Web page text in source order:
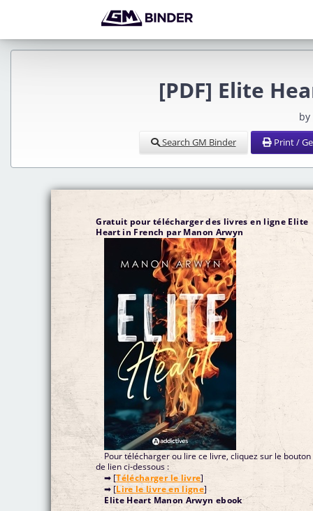
[PDF] Elite
Search GM Binder Print /
Gratuit pour télécharger des livres en ligne Elite
Heart in French par Manon Arwyn
Pour télécharger ou lire ce livre, cliquez sur le bouton
de lien ci-dessous :
➡ [Télécharger le livre]
➡ [Lire le livre en ligne]
Elite Heart Manon Arwyn ebook